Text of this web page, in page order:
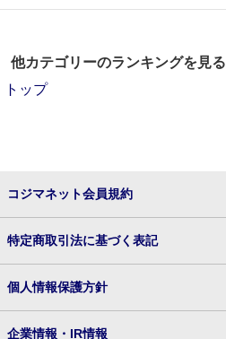
他カテゴリーのランキングを見る
トップ
コジマネット会員規約
特定商取引法に基づく表記
個人情報保護方針
企業情報・IR情報